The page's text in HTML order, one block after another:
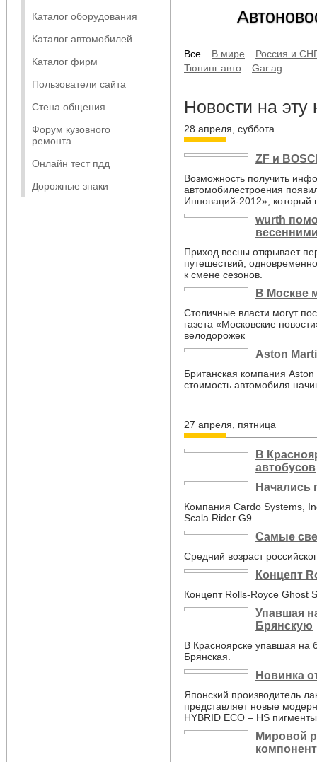
Каталог оборудования
Каталог автомобилей
Каталог фирм
Пользователи сайта
Стена общения
Форум кузовного
ремонта
Онлайн тест пдд
Дорожные знаки
Все В мире
Россия и
Тюнинг авто
Gar.ag
Новости на эту
28 апреля, суббота
ZF и
Возможность получить
автомобилестроения
Инноваций-2012», который
wurth
Приход весны открывает
путешествий,
к смене сезонов.
В Москве
Столичные власти могут
газета «Московские
велодорожек
Aston
Британская компания
стоимость автомобиля
27 апреля, пятница
В
автобусов
Начались
Компания Cardo Systems,
Scala Rider G9
Самые
Средний возраст
Концепт
Концепт Rolls-Royce Ghost
Упавшая
Брянскую
В Красноярске упавшая на
Брянская.
Новинка
Японский производитель
представляет новые
HYBRID ECO – HS пигменты
Мировой